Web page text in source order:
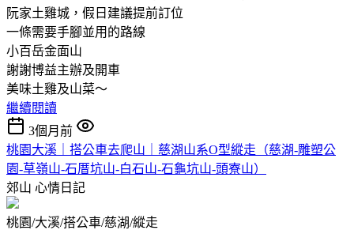
阮家土雞城，假日建議提前訂位
一條需要手腳並用的路線
小百岳金面山
謝謝博益主辦及開車
美味土雞及山菜～
繼續閱讀
3個月前
桃園大溪｜搭公車去爬山｜慈湖山系O型縱走（慈湖-雕塑公
園-草嶺山-石厝坑山-白石山-石龜坑山-頭寮山）
郊山 心情日記
桃園/大溪/搭公車/慈湖/縱走